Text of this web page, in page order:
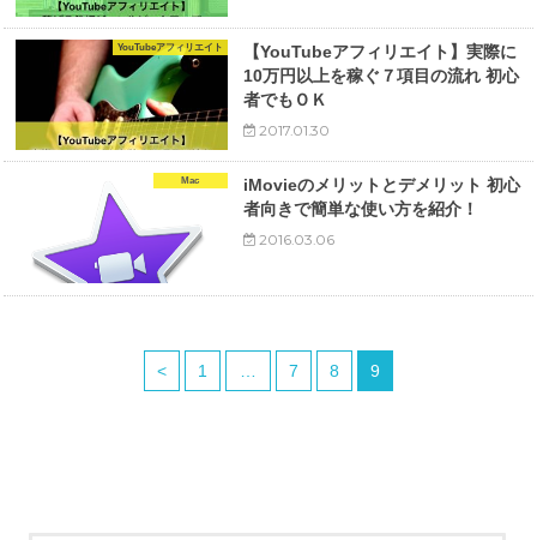
YouTubeアフィリエイト
【YouTubeアフィリエイト】実際に
10万円以上を稼ぐ７項目の流れ 初心
者でもＯＫ
2017.01.30
Mac
iMovieのメリットとデメリット 初心
者向きで簡単な使い方を紹介！
2016.03.06
< 1 7 8 9